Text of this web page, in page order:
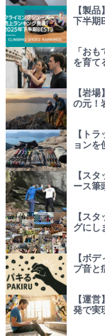
【製
下半期
「お
を育て
【岩
の元！
【ト
ョンを
【ス
ース筆
【ス
グにし
【ボ
プ音と
【運
発で実